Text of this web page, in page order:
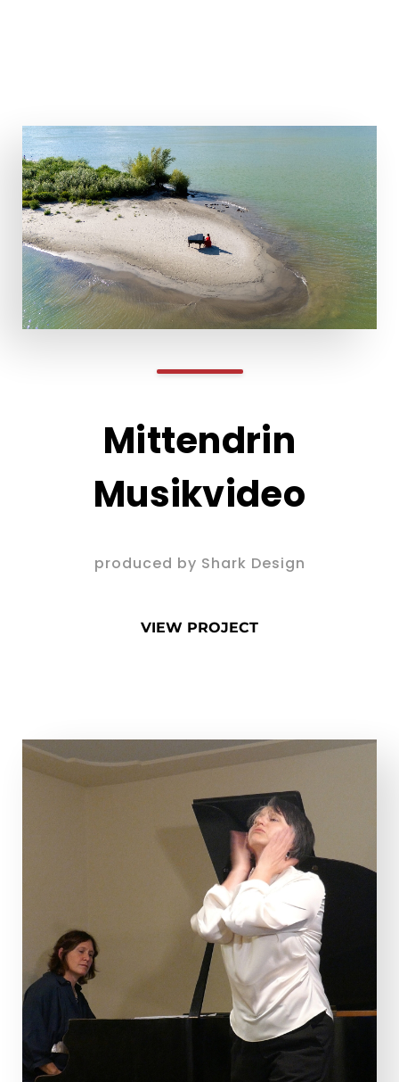
Mittendrin
Musikvideo
produced by Shark Design
VIEW PROJECT